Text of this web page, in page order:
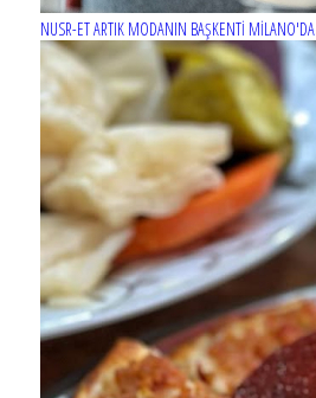
NUSR-ET ARTIK MODANIN BAŞKENTİ MİLANO'DA